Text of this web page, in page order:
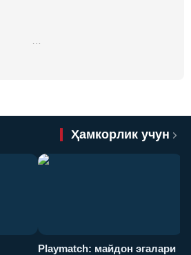
Ҳамкорлик учун
Playmatch: майдон эгалари